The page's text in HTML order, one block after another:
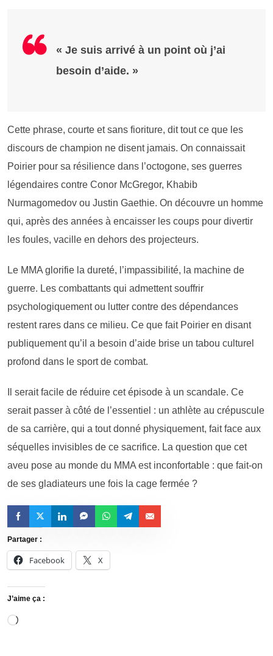
« Je suis arrivé à un point où j’ai
besoin d’aide. »
Cette phrase, courte et sans fioriture, dit tout ce que les
discours de champion ne disent jamais. On connaissait
Poirier pour sa résilience dans l’octogone, ses guerres
légendaires contre Conor McGregor, Khabib
Nurmagomedov ou Justin Gaethie. On découvre un homme
qui, après des années à encaisser les coups pour divertir
les foules, vacille en dehors des projecteurs.
Le MMA glorifie la dureté, l’impassibilité, la machine de
guerre. Les combattants qui admettent souffrir
psychologiquement ou lutter contre des dépendances
restent rares dans ce milieu. Ce que fait Poirier en disant
publiquement qu’il a besoin d’aide brise un tabou culturel
profond dans le sport de combat.
Il serait facile de réduire cet épisode à un scandale. Ce
serait passer à côté de l’essentiel : un athlète au crépuscule
de sa carrière, qui a tout donné physiquement, fait face aux
séquelles invisibles de ce sacrifice. La question que cet
aveu pose au monde du MMA est inconfortable : que fait-on
de ses gladiateurs une fois la cage fermée ?
Partager :
Facebook X
J’aime ça :